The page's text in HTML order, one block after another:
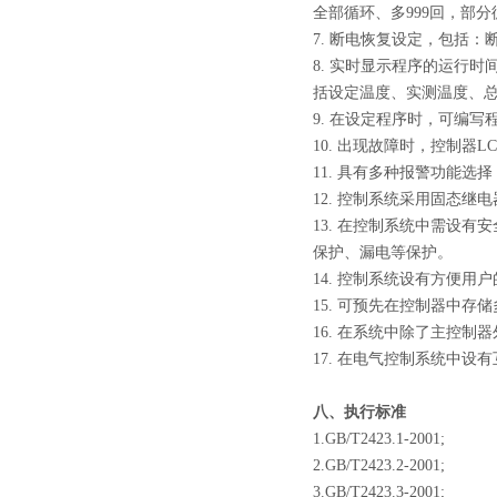
全部循环、多999回，部分
7. 断电恢复设定，包括：
8. 实时显示程序的运行时
括设定温度、实测温度、
9. 在设定程序时，可编写
10. 出现故障时，控制器
11. 具有多种报警功能选
12. 控制系统采用固态继
13. 在控制系统中需设有
保护、漏电等保护。
14. 控制系统设有方便用
15. 可预先在控制器中存
16. 在系统中除了主控制
17. 在电气控制系统中设
八、执行标准
1.GB/T2423.1-2001;
2.GB/T2423.2-2001;
3.GB/T2423.3-2001;